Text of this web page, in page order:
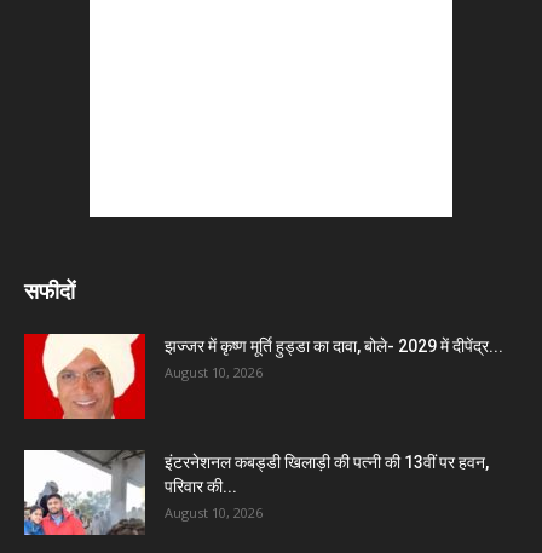
सफीदों
झज्जर में कृष्ण मूर्ति हुड्डा का दावा, बोले- 2029 में दीपेंद्र...
August 10, 2026
इंटरनेशनल कबड्डी खिलाड़ी की पत्नी की 13वीं पर हवन,
परिवार की...
August 10, 2026